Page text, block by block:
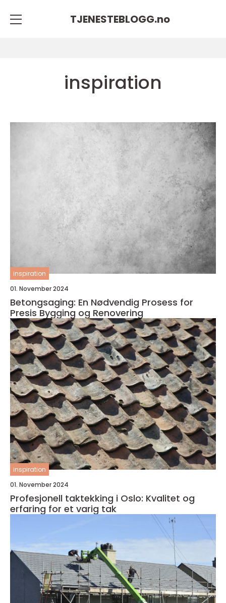
TJENESTEBLOGG.no
inspiration
inspiration
01. November 2024
Betongsaging: En Nødvendig Prosess for
Presis Bygging og Renovering
inspiration
01. November 2024
Profesjonell taktekking i Oslo: Kvalitet og
erfaring for et varig tak